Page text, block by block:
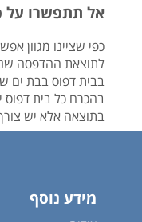
אל תתפשרו על
כפי שציינו מגוון
לתוצאת ההדפסה
בבית דפוס בבת ים
בהכרח כל בית דפוס
בתוצאה אלא יש
מידע נוסף